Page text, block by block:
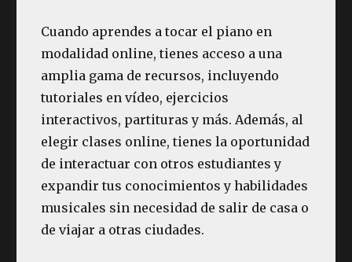
Cuando aprendes a tocar el piano en
modalidad online, tienes acceso a una
amplia gama de recursos, incluyendo
tutoriales en vídeo, ejercicios
interactivos, partituras y más. Además, al
elegir clases online, tienes la oportunidad
de interactuar con otros estudiantes y
expandir tus conocimientos y habilidades
musicales sin necesidad de salir de casa o
de viajar a otras ciudades.